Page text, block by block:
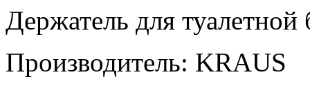
Держатель для
Производитель: KRAUS